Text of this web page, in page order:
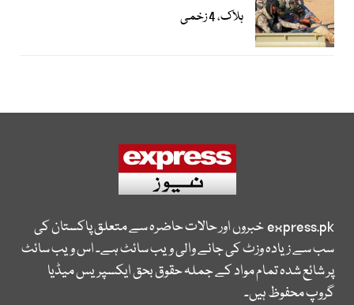
ہلاک، 4 زخمی
express.pkخبروں اور حالات حاضرہ سے متعلق پاکستان کی
سب سے زیادہ وزٹ کی جانے والی ویب سائٹ ہے۔ اس ویب سائٹ
پر شائع شدہ تمام مواد کے جملہ حقوق بحق ایکسپریس میڈیا
گروپ محفوظ ہیں۔